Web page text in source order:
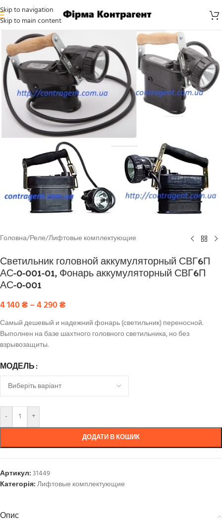
Skip to navigation
Skip to main content
Головна/Реле/Лифтовые комплектующие
Светильник головной аккумуляторный СВГ6П
АС-0-001-01, Фонарь аккумуляторный СВГ6П
АС-0-001
4 140₴–4 290₴
Самый дешевый и надежний фонарь (светильник) переносной.
Выполнен на базе шахтного головного светильника, но без
взрывозащиты.
МОДЕЛЬ
- +
ДОДАТИ В КОШИК
Артикул:31449
Категорія:Лифтовые комплектующие
Опис